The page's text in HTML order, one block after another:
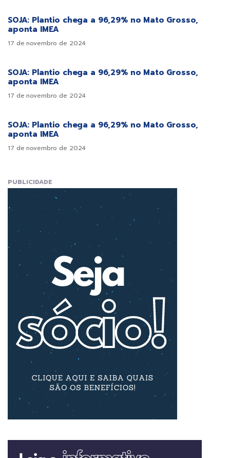
SOJA: Plantio chega a 96,29% no Mato Grosso,
aponta IMEA
17 de novembro de 2024
SOJA: Plantio chega a 96,29% no Mato Grosso,
aponta IMEA
17 de novembro de 2024
SOJA: Plantio chega a 96,29% no Mato Grosso,
aponta IMEA
17 de novembro de 2024